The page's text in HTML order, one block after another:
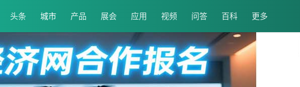
头条 城市 产品 展会 应用 视频 问答 百科 更多